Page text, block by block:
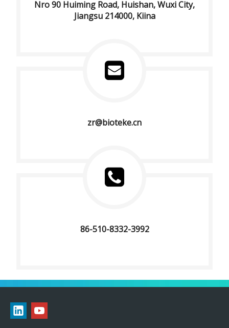
Nro 90 Huiming Road, Huishan, Wuxi City,
Jiangsu 214000, Kiina
zr@bioteke.cn
86-510-8332-3992